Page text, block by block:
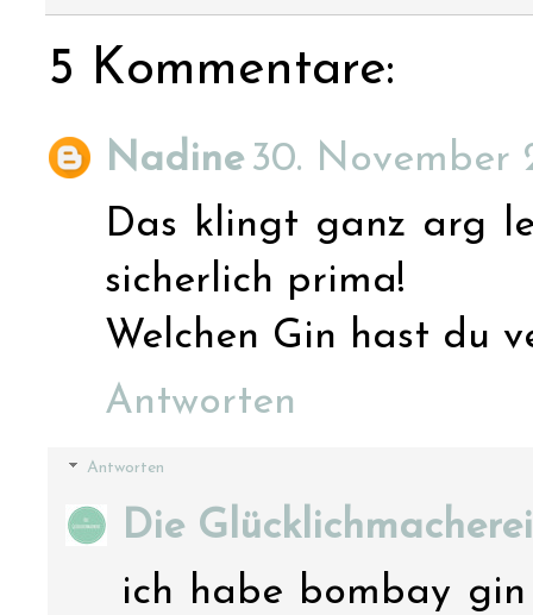
5 Kommentare:
Nadine 30. November
Das klingt ganz arg
sicherlich prima!
Welchen Gin hast du
Antworten
Antworten
Die Glücklichmacherei
ich habe bombay